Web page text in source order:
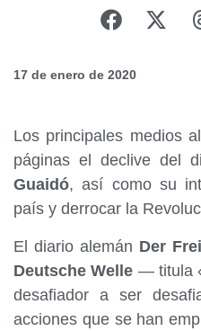
17 de enero de 2020
Los principales medios
páginas el declive del
Guaidó, así como su
país y derrocar la
El diario alemán Der
Deutsche Welle — titula
desafiador a ser
acciones que se han